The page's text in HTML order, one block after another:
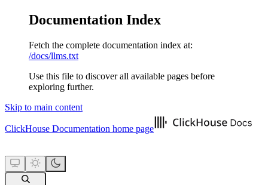
Documentation Index
Fetch the complete documentation index at:
/docs/llms.txt
Use this file to discover all available pages before
exploring further.
Skip to main content
ClickHouse Documentation home page